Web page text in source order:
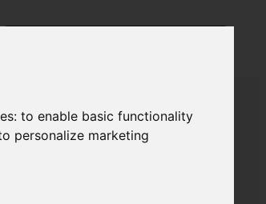
to enable basic functionality
personalize marketing